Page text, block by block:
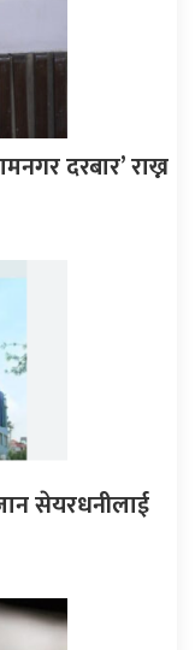
दरबार’ राख्न
सेयरधनीलाई